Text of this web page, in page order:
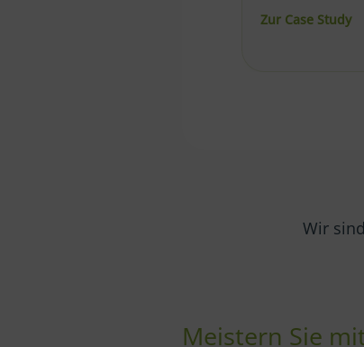
about Predictive-Maintenance-Aufbau bei
nck Process)
Wir
Meistern Sie